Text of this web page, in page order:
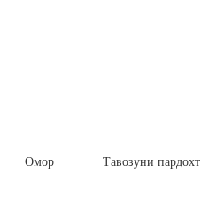
Омор Тавозуни пардохт